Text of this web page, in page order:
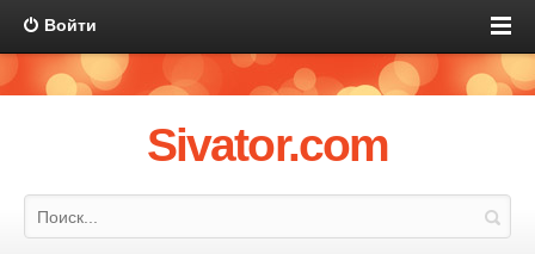
Войти
Sivator.com